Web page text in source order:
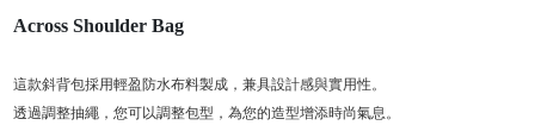
Across Shoulder Bag
這款斜背包採用輕盈防水布料製成，兼具設計感與實用性。
透過調整抽繩，您可以調整包型，為您的造型增添時尚氣息。